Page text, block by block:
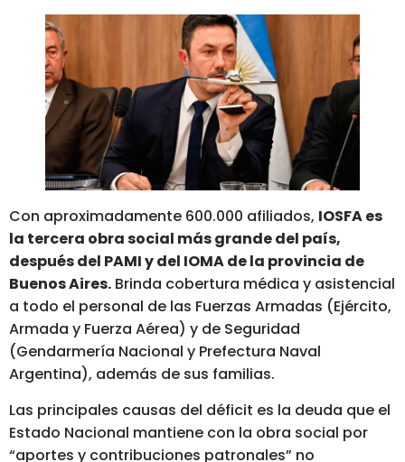
Con aproximadamente 600.000 afiliados, IOSFA es
la tercera obra social más grande del país,
después del PAMI y del IOMA de la provincia de
Buenos Aires. Brinda cobertura médica y asistencial
a todo el personal de las Fuerzas Armadas (Ejército,
Armada y Fuerza Aérea) y de Seguridad
(Gendarmería Nacional y Prefectura Naval
Argentina), además de sus familias.
Las principales causas del déficit es la deuda que el
Estado Nacional mantiene con la obra social por
“aportes y contribuciones patronales” no